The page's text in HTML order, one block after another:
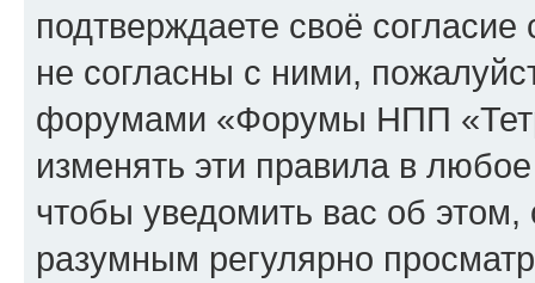
подтверждаете своё
не согласны с ними,
форумами «Форумы НПП
изменять эти правила в
чтобы уведомить вас об
разумным регулярно